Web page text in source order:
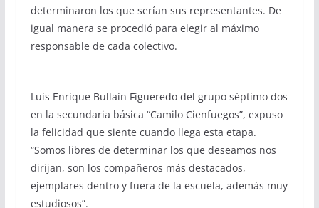
determinaron los que serían sus representantes. De
igual manera se procedió para elegir al máximo
responsable de cada colectivo.
Luis Enrique Bullaín Figueredo del grupo séptimo dos
en la secundaria básica “Camilo Cienfuegos”, expuso
la felicidad que siente cuando llega esta etapa.
“Somos libres de determinar los que deseamos nos
dirijan, son los compañeros más destacados,
ejemplares dentro y fuera de la escuela, además muy
estudiosos”.